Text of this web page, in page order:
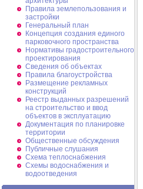
Правила землепользования и
застройки
Генеральный план
Концепция создания единого
парковочного пространства
Нормативы градостроительного
проектирования
Сведения об объектах
Правила благоустройства
Размещение рекламных
конструкций
Реестр выданных разрешений
на строительство и ввод
объектов в эксплуатацию
Документация по планировке
территории
Общественные обсуждения
Публичные слушания
Схема теплоснабжения
Схемы водоснабжения и
водоотведения